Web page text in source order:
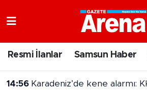
Resmi İlanlar Samsun Haber
14:47 Samsun'da 17 ilçede